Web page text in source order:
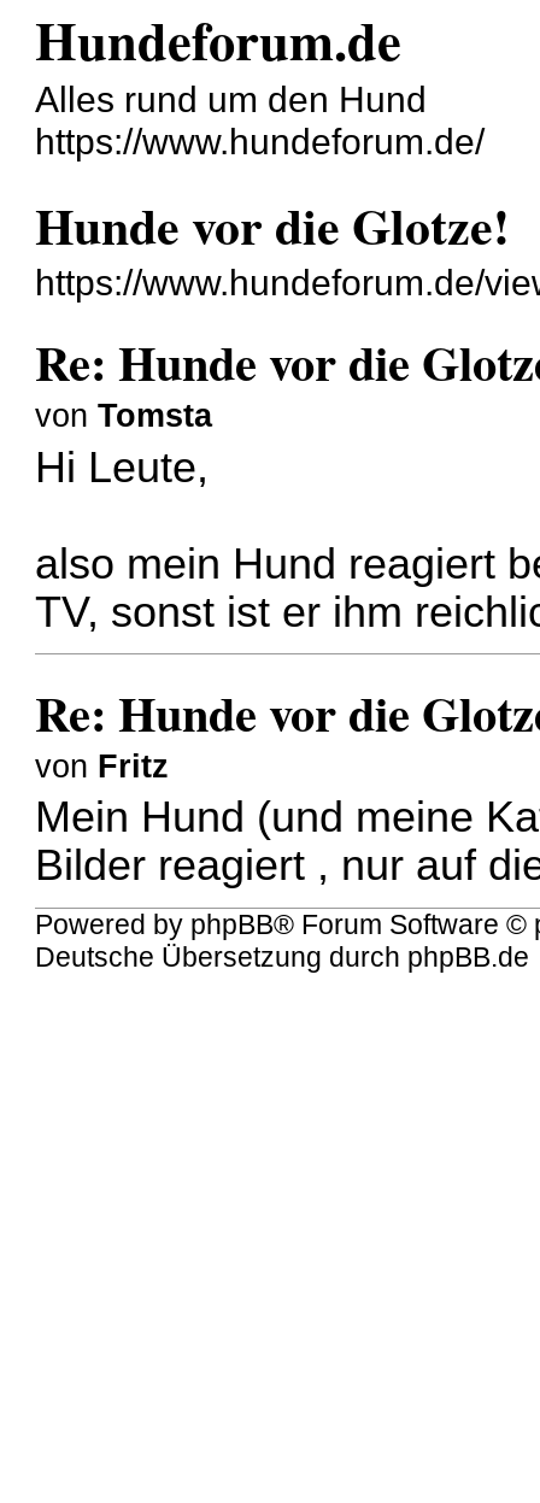
Hundeforum.de
Alles rund um den Hund
https://www.hundeforum.de/
Hunde vor die Glotze!
https://www.hundeforum.de/
Re: Hunde vor die
vonTomsta
Hi Leute,
also mein Hund reagiert
TV, sonst ist er ihm
Re: Hunde vor die
von Fritz
Mein Hund (und meine
Bilder reagiert , nur auf
Powered by phpBB® Forum Software ©
Deutsche Übersetzung durch phpBB.de